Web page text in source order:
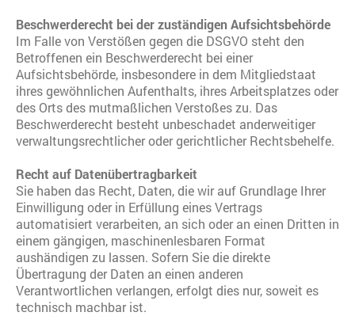
Beschwerderecht bei der zuständigen Aufsichtsbehörde
Im Falle von Verstößen gegen die DSGVO steht den
Betroffenen ein Beschwerderecht bei einer
Aufsichtsbehörde, insbesondere in dem Mitgliedstaat
ihres gewöhnlichen Aufenthalts, ihres Arbeitsplatzes oder
des Orts des mutmaßlichen Verstoßes zu. Das
Beschwerderecht besteht unbeschadet anderweitiger
verwaltungsrechtlicher oder gerichtlicher Rechtsbehelfe.
Recht auf Datenübertragbarkeit
Sie haben das Recht, Daten, die wir auf Grundlage Ihrer
Einwilligung oder in Erfüllung eines Vertrags
automatisiert verarbeiten, an sich oder an einen Dritten in
einem gängigen, maschinenlesbaren Format
aushändigen zu lassen. Sofern Sie die direkte
Übertragung der Daten an einen anderen
Verantwortlichen verlangen, erfolgt dies nur, soweit es
technisch machbar ist.